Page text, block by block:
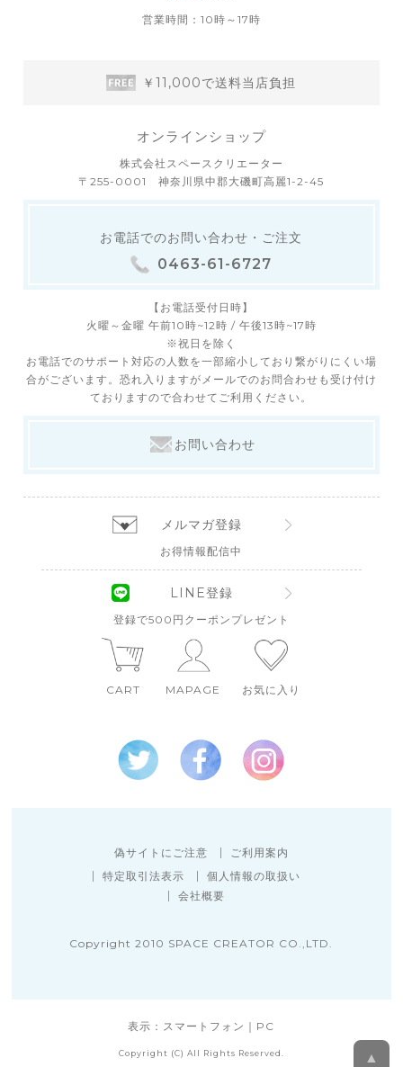
営業時間：10時～17時
￥11,000で送料当店負担
オンラインショップ
株式会社スペースクリエーター
〒255-0001 神奈川県中郡大磯町高麗1-2-45
お電話でのお問い合わせ・ご注文
0463-61-6727
【お電話受付日時】
火曜～金曜 午前10時~12時 / 午後13時~17時
※祝日を除く
お電話でのサポート対応の人数を一部縮小しており繋がりにくい場
合がございます。恐れ入りますがメールでのお問合わせも受け付け
ておりますので合わせてご利用ください。
お問い合わせ
メルマガ登録
お得情報配信中
LINE登録
登録で500円クーポンプレゼント
CART MAPAGE お気に入り
偽サイトにご注意
ご利用案内
特定取引法表示
個人情報の取扱い
会社概要
Copyright 2010 SPACE CREATOR CO.,LTD.
表示：スマートフォン｜ PC
Copyright (C) All Rights Reserved. ▲